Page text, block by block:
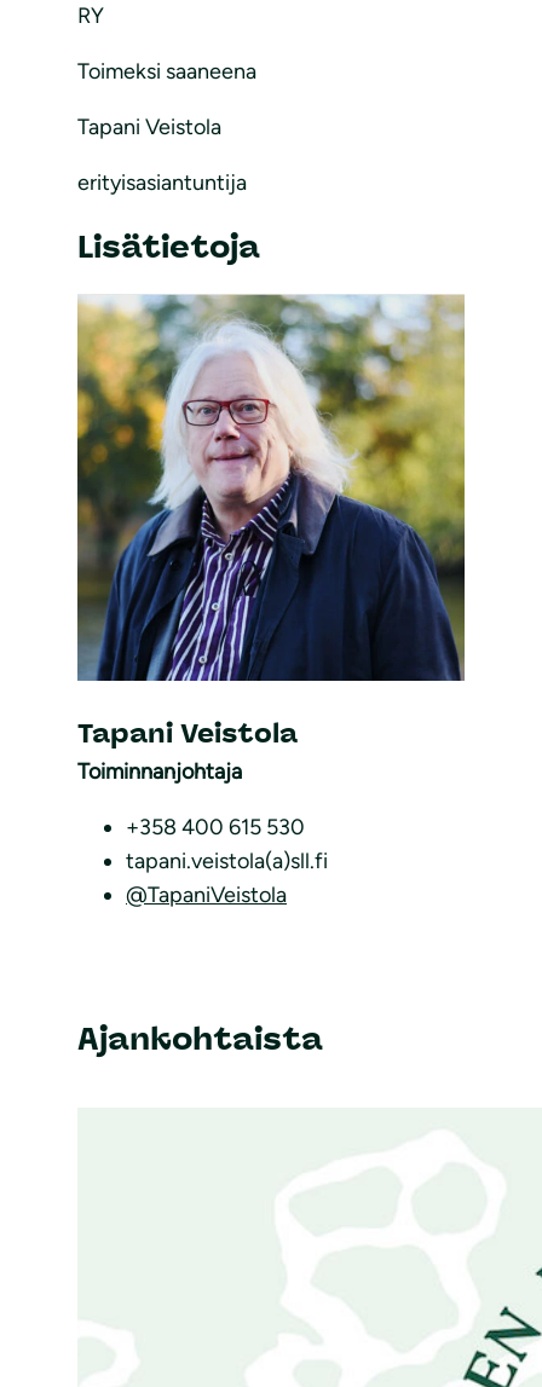
RY
Toimeksi saaneena
Tapani Veistola
erityisasiantuntija
Lisätietoja
Toiminnanjohtaja
Tapani Veistola
+358 400 615 530
tapani.veistola(a)sll.fi
@TapaniVeistola
Ajankohtaista